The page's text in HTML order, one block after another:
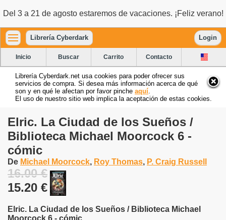
Del 3 a 21 de agosto estaremos de vacaciones. ¡Feliz verano!
Librería Cyberdark Login
Inicio Buscar Carrito Contacto
Librería Cyberdark.net usa cookies para poder ofrecer sus
servicios de compra. Si desea más información acerca de qué
son y en qué le afectan por favor pinche aquí
El uso de nuestro sitio web implica la aceptación de estas cookies.
Elric. La Ciudad de los Sueños /
Biblioteca Michael Moorcock 6 -
cómic
De Michael Moorcock, Roy Thomas, P. Craig Russell
16.00 €
15.20 €
Elric. La Ciudad de los Sueños / Biblioteca Michael
Moorcock 6 - cómic